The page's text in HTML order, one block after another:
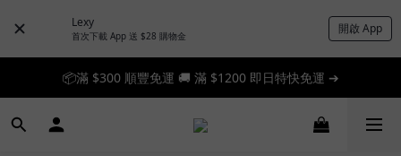
Lexy
首次下載 App 送 $28 購物金 開啟 App
📦滿 $300 順豐免運 🚚 滿 $1200 即日特快免運 ➔
📦滿 $300 順豐免運 🚚 滿 $1200 即日特快免運 ➔
🎉 新人首單享 88 折，快來領券加入！➔
📦滿 $300 順豐免運 🚚 滿 $1200 即日特快免運 ➔